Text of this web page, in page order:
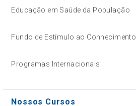
Educação em Saúde da População
Fundo de Estímulo ao Conhecimento
Programas Internacionais
Nossos Cursos